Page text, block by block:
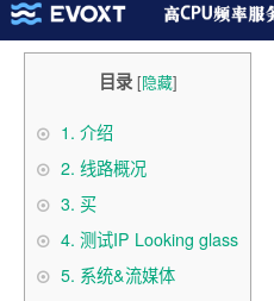
目录 [隐藏]
1. 介绍
2. 线路概况
3. 买
4. 测试IP Looking glass
5. 系统&流媒体